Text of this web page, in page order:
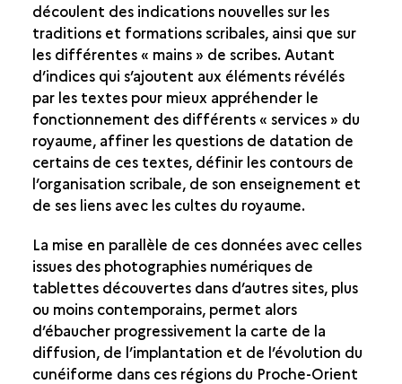
découlent des indications nouvelles sur les
traditions et formations scribales, ainsi que sur
les différentes « mains » de scribes. Autant
d’indices qui s’ajoutent aux éléments révélés
par les textes pour mieux appréhender le
fonctionnement des différents « services » du
royaume, affiner les questions de datation de
certains de ces textes, définir les contours de
l’organisation scribale, de son enseignement et
de ses liens avec les cultes du royaume.
La mise en parallèle de ces données avec celles
issues des photographies numériques de
tablettes découvertes dans d’autres sites, plus
ou moins contemporains, permet alors
d’ébaucher progressivement la carte de la
diffusion, de l’implantation et de l’évolution du
cunéiforme dans ces régions du Proche-Orient